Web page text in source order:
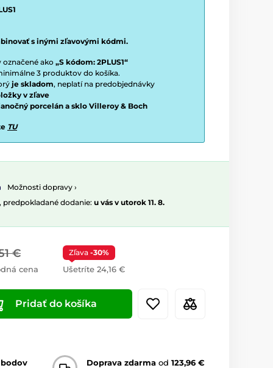
s inými zľavovými kódmi.
ako „S kódom: 2PLUS1“
3 produktov do košíka.
je skladom, neplatí na predobjednávky
v zľave
porcelán a sklo Villeroy & Boch
TU
Možnosti dopravy ›
predpokladané dodanie: u vás v utorok 11. 8.
€
cena
Zľava -30%
Ušetríte 24,16 €
Pridať do košíka
bodov Doprava zdarma od 123,96 €